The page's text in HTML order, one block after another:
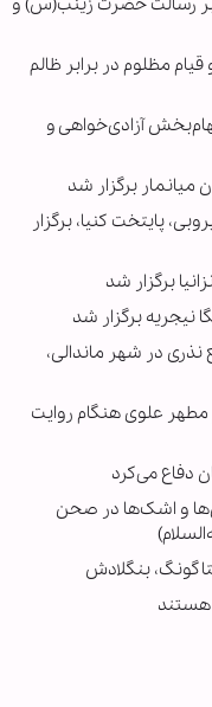
مظلوم در برابر ظالم
آزادی‌خواهی و
برگزار شد
پایتخت کنیا، برگزار
برگزار شد
نیجریه برگزار شد
نذری در شهر ماندالی،
مطهر علوی هنگام روایت
دفاع می‌کرد
و اشک‌ها در صحن
بنگلادش
هستند